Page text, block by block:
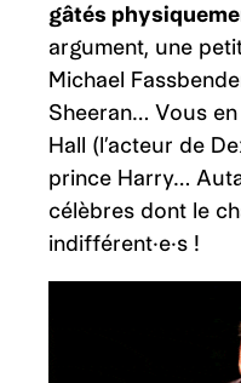
gâtés
argument, une
Michael
Sheeran… Vous
Hall (l’acteur de
prince Harry…
célèbres dont le
indifférent·e·s !